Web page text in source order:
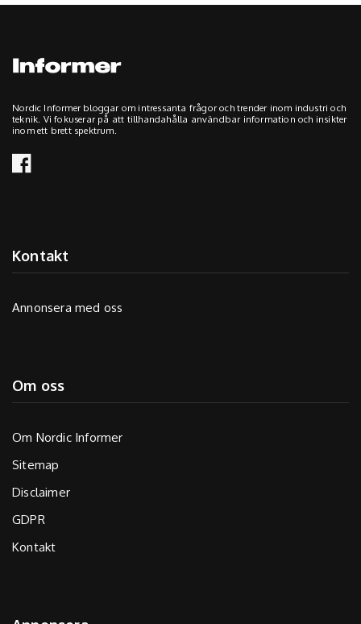
Nordic Informer bloggar om intressanta frågor och trender inom industri och
teknik. Vi fokuserar på att tillhandahålla användbar information och insikter
inom ett brett spektrum.
Kontakt
Annonsera med oss
Om oss
Om Nordic Informer
Sitemap
Disclaimer
GDPR
Kontakt